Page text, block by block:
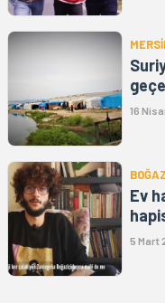
16
Ev
5 Mart